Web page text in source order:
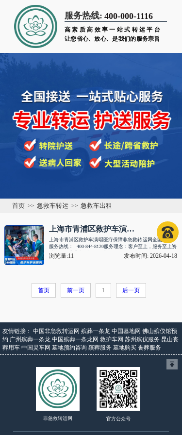
服务热线: 400-000-1116
高素质高效率一站式转运平台
让您省心、放心、是我们的服务宗旨
首页 >> 急救车转运 >> 急救车出租
上海市青浦区救护车演唱医疗保障
上海市青浦区救护车演唱医疗保障非急救转运网全国24小时
服务热线： 400-844-8120服务理念：客户至上，服务至上资
质认证：营业执照认证用户···
浏览量:11 发布时间: 2026-04-18
首页 前一页 1 后一页
友情链接： 中国非急救转运网 殡葬一条龙 中国墓地网 佛山殡仪馆预
约 广州殡葬一条龙 中国殡葬一条龙网 救护车网 苏州殡仪服务 昆山丧
葬用车 中国灵车网 墓地预约咨询 殡葬服务 墓地购买 丧葬服务
非急救转运网 官方公众号